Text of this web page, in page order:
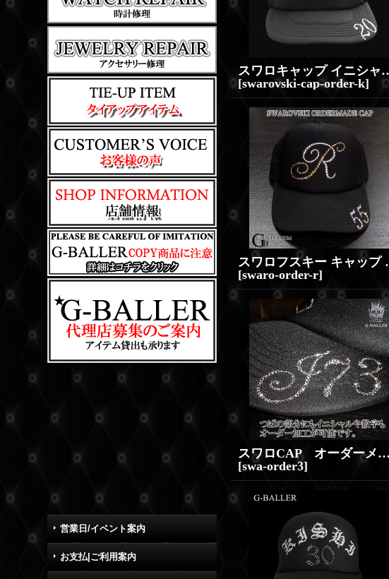
営業日/イベント案内
お支払|ご利用案内
スワロキャップ イニ
[swarovski-cap-order-k]
スワロフス
[swaro-order-r]
スワロCAP オーダーメイド 製作 オーダーキャップ
[swa-order3]